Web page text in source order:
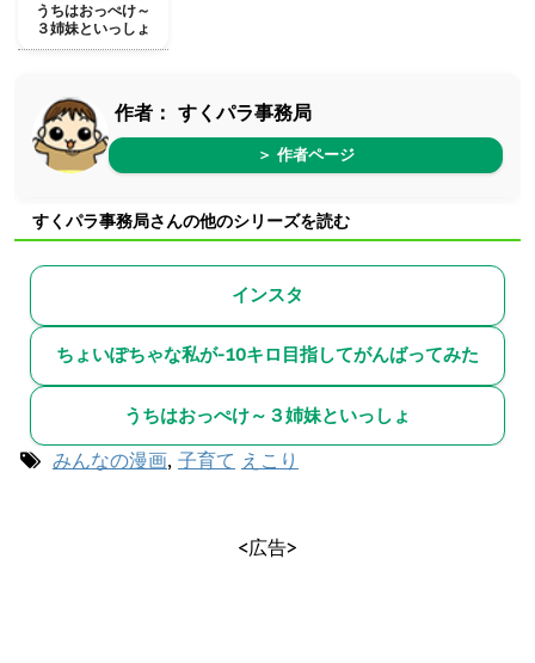
うちはおっぺけ～
３姉妹といっしょ
作者： すくパラ事務局
＞ 作者ページ
すくパラ事務局さんの他のシリーズを読む
インスタ
ちょいぽちゃな私が-10キロ目指してがんばってみた
うちはおっぺけ～３姉妹といっしょ
みんなの漫画, 子育て えこり
<広告>